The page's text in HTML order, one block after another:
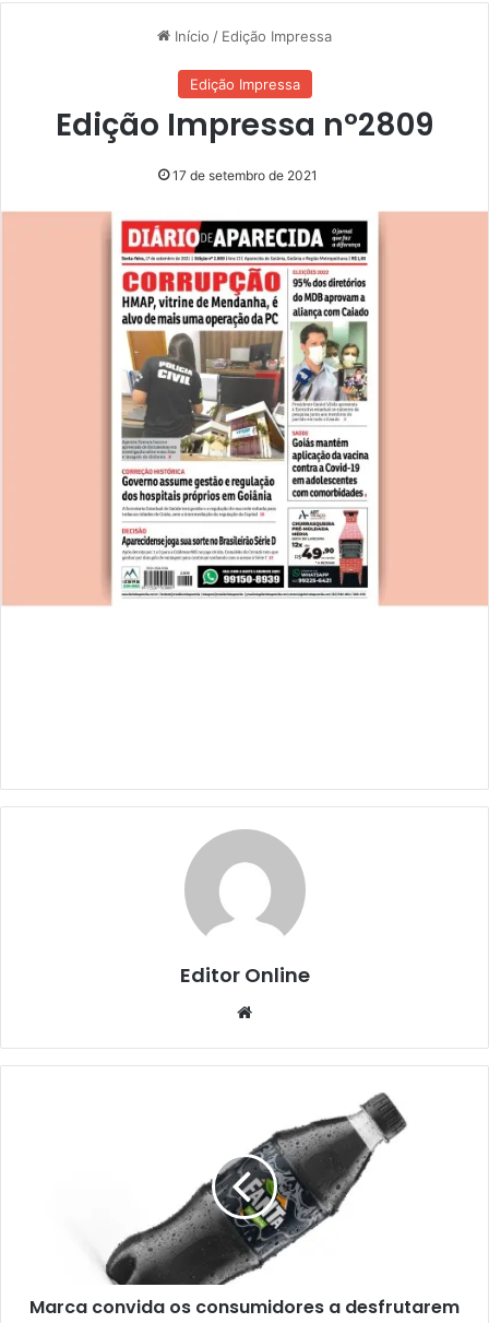
Início / Edição Impressa
Edição Impressa
Edição Impressa nº2809
17 de setembro de 2021
Editor Online
Marca convida os consumidores a desfrutarem